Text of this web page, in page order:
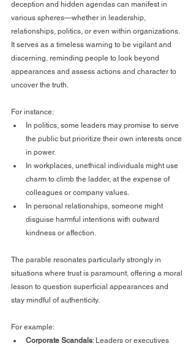
deception and hidden agendas can manifest in
various spheres—whether in leadership,
relationships, politics, or even within organizations.
It serves as a timeless warning to be vigilant and
discerning, reminding people to look beyond
appearances and assess actions and character to
uncover the truth.
For instance:
In politics, some leaders may promise to serve
the public but prioritize their own interests once
in power.
In workplaces, unethical individuals might use
charm to climb the ladder, at the expense of
colleagues or company values.
In personal relationships, someone might
disguise harmful intentions with outward
kindness or affection.
The parable resonates particularly strongly in
situations where trust is paramount, offering a moral
lesson to question superficial appearances and
stay mindful of authenticity.
For example:
Corporate Scandals: Leaders or executives